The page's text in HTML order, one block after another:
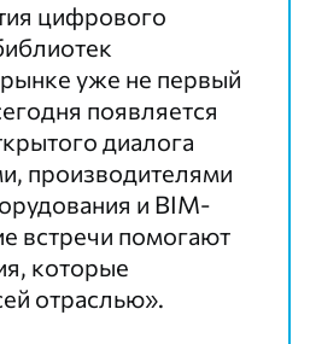
цифрового
уже не первый
появляется
диалога
производителями
и BIM-
встречи помогают
которые
отраслью».